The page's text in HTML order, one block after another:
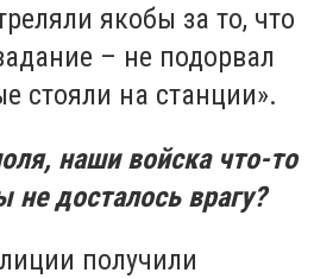
якобы за то, что
– не подорвал
стояли на станции».
наши войска что-то
не досталось врагу?
получили